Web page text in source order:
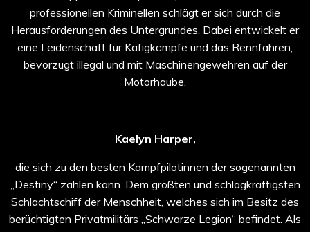
professionellen Kriminellen schlägt er sich durch die
Herausforderungen des Untergrundes. Dabei entwickelt er
eine Leidenschaft für Käfigkämpfe und das Rennfahren,
bevorzugt illegal und mit Maschinengewehren auf der
Motorhaube.
Kaelyn Harper,
die sich zu den besten Kampfpilotinnen der sogenannten
„Destiny“ zählen kann. Dem größten und schlagkräftigsten
Schlachtschiff der Menschheit, welches sich im Besitz des
berüchtigten Privatmilitärs „Schwarze Legion“ befindet. Als